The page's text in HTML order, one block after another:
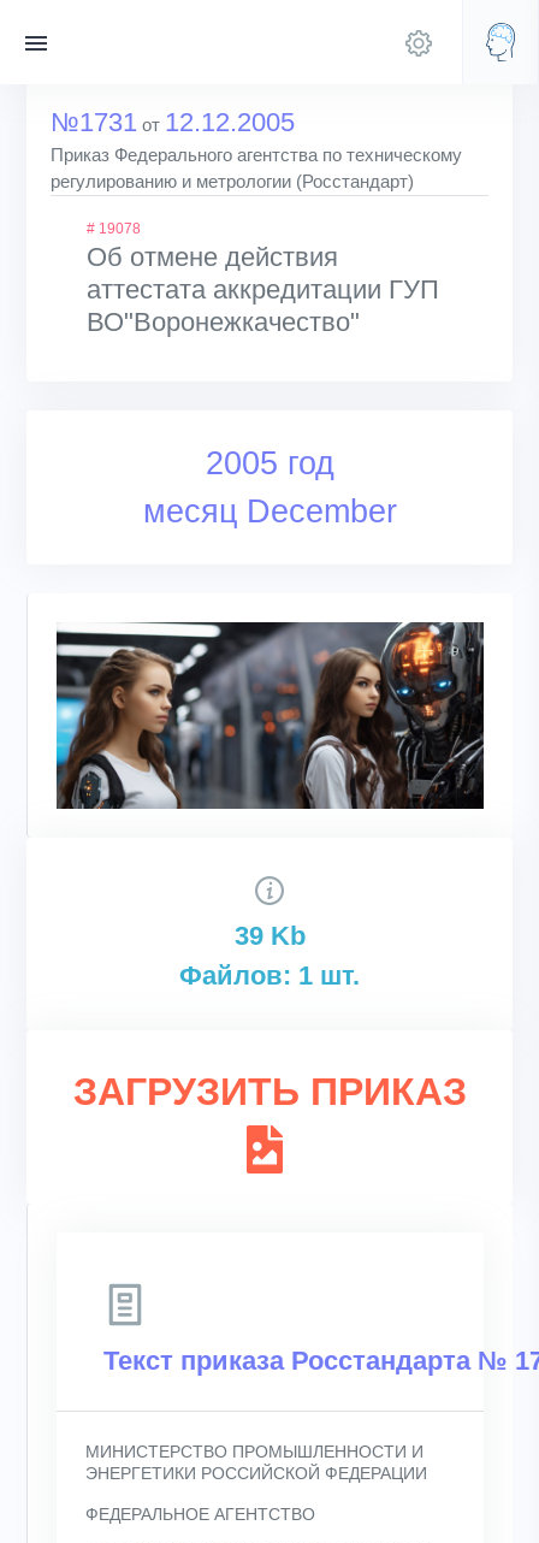
№1731 от 12.12.2005
Приказ Федерального агентства по техническому
регулированию и метрологии (Росстандарт)
# 19078
Об отмене действия
аттестата аккредитации ГУП
ВО"Воронежкачество"
2005 год
месяц December
39 Kb
Файлов: 1 шт.
ЗАГРУЗИТЬ ПРИКАЗ
Текст приказа Росстандарта №
МИНИСТЕРСТВО ПРОМЫШЛЕННОСТИ И
ЭНЕРГЕТИКИ РОССИЙСКОЙ ФЕДЕРАЦИИ
ФЕДЕРАЛЬНОЕ АГЕНТСТВО